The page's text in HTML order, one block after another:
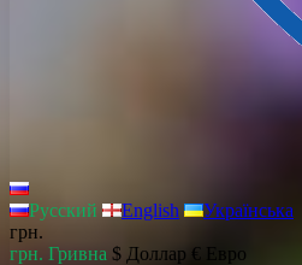
Русский English
Українська
грн.
грн. Гривна $ Доллар € Евро